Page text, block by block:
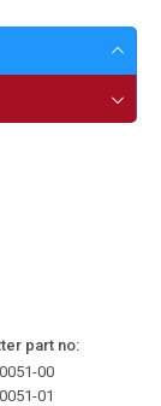
part no:
00
01